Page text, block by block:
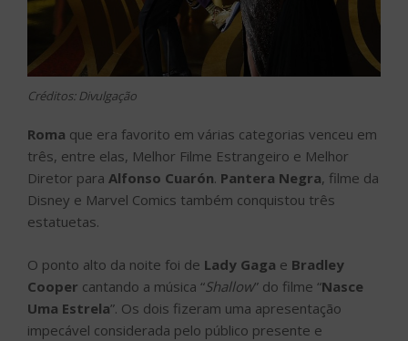
Créditos: Divulgação
Roma que era favorito em várias categorias venceu em
três, entre elas, Melhor Filme Estrangeiro e Melhor
Diretor para Alfonso Cuarón. Pantera Negra, filme da
Disney e Marvel Comics também conquistou três
estatuetas.
O ponto alto da noite foi de Lady Gaga e Bradley
Cooper cantando a música “Shallow” do filme “Nasce
Uma Estrela”. Os dois fizeram uma apresentação
impecável considerada pelo público presente e